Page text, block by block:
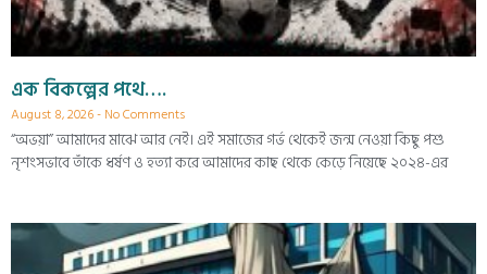
এক বিকল্পের পথে….
August 8, 2026 No Comments
“অভয়া” আমাদের মাঝে আর নেই। এই সমাজের গর্ভ থেকেই জন্ম নেওয়া কিছু পশু
নৃশংসভাবে তাঁকে ধর্ষণ ও হত্যা করে আমাদের কাছ থেকে কেড়ে নিয়েছে ২০২৪-এর